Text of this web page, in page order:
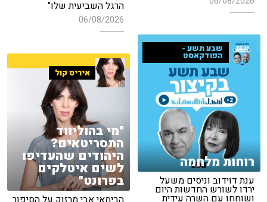
הרגל השביעית שלו"
06/08/2026
שבע תשע -
הפודקאסט
רוחות מלחמה
ענת דוידוב וניסים משעל
ירדו לשורש החדשות היום
ושוחחו עם השרה עידית
איריס קול
"מי בהוליווד
התסריטאים?
היהודים שהעדיפו
לשים איטלקים
בפרונט"